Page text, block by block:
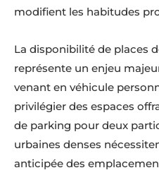
modifient les habitudes
La disponibilité de places
représente un enjeu
venant en véhicule
privilégier des espaces
de parking pour deux
urbaines denses
anticipée des